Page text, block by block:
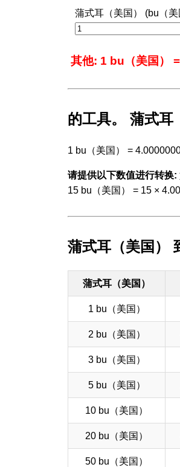
蒲式耳（美国） (bu（
其他: 1 bu（美国）
的工具。 蒲式耳
1 bu（美国） =
请提供以下数值进行转换:
15 bu（美国） = 15 ×
蒲式耳（美国）
蒲式耳（美国）
1 bu（美国）
2 bu（美国）
3 bu（美国）
5 bu（美国）
10 bu（美国）
20 bu（美国）
50 bu（美国）